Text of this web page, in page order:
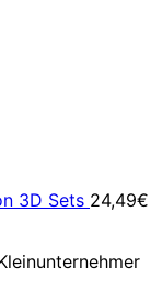
3D Sets 24,49€